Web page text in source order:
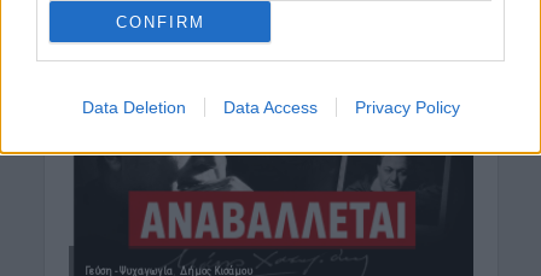
CONFIRM
Data Deletion Data Access Privacy Policy